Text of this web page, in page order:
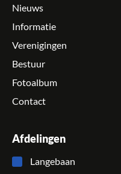
Nieuws
Informatie
Verenigingen
Bestuur
Fotoalbum
Contact
Afdelingen
Langebaan